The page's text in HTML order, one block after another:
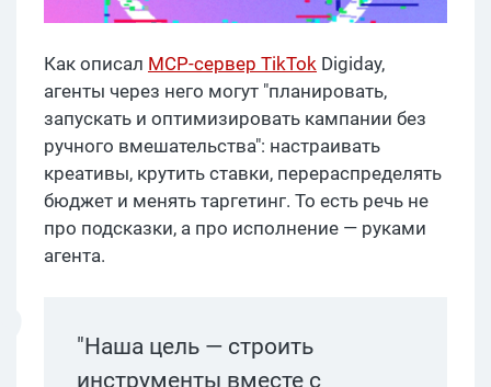
Как описал MCP-сервер TikTok Digiday,
агенты через него могут "планировать,
запускать и оптимизировать кампании без
ручного вмешательства": настраивать
креативы, крутить ставки, перераспределять
бюджет и менять таргетинг. То есть речь не
про подсказки, а про исполнение — руками
агента.
"Наша цель — строить
инструменты вместе с